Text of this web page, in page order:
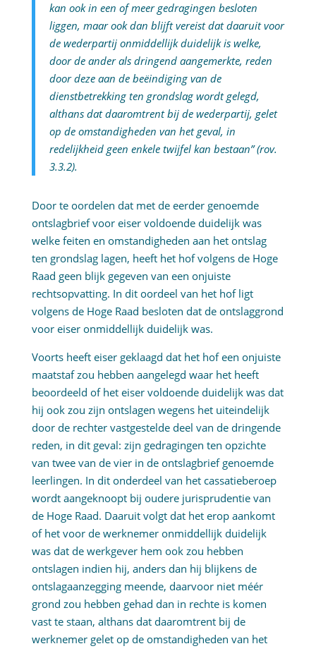
kan ook in een of meer gedragingen besloten
liggen, maar ook dan blijft vereist dat daaruit voor
de wederpartij onmiddellijk duidelijk is welke,
door de ander als dringend aangemerkte, reden
door deze aan de beëindiging van de
dienstbetrekking ten grondslag wordt gelegd,
althans dat daaromtrent bij de wederpartij, gelet
op de omstandigheden van het geval, in
redelijkheid geen enkele twijfel kan bestaan” (rov.
3.3.2).
Door te oordelen dat met de eerder genoemde
ontslagbrief voor eiser voldoende duidelijk was
welke feiten en omstandigheden aan het ontslag
ten grondslag lagen, heeft het hof volgens de Hoge
Raad geen blijk gegeven van een onjuiste
rechtsopvatting. In dit oordeel van het hof ligt
volgens de Hoge Raad besloten dat de ontslaggrond
voor eiser onmiddellijk duidelijk was.
Voorts heeft eiser geklaagd dat het hof een onjuiste
maatstaf zou hebben aangelegd waar het heeft
beoordeeld of het eiser voldoende duidelijk was dat
hij ook zou zijn ontslagen wegens het uiteindelijk
door de rechter vastgestelde deel van de dringende
reden, in dit geval: zijn gedragingen ten opzichte
van twee van de vier in de ontslagbrief genoemde
leerlingen. In dit onderdeel van het cassatieberoep
wordt aangeknoopt bij oudere jurisprudentie van
de Hoge Raad. Daaruit volgt dat het erop aankomt
of het voor de werknemer onmiddellijk duidelijk
was dat de werkgever hem ook zou hebben
ontslagen indien hij, anders dan hij blijkens de
ontslagaanzegging meende, daarvoor niet méér
grond zou hebben gehad dan in rechte is komen
vast te staan, althans dat daaromtrent bij de
werknemer gelet op de omstandigheden van het